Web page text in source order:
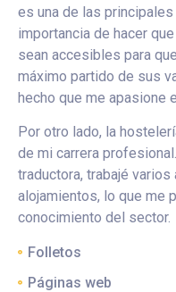
es una de las
importancia de hacer
sean accesibles para
máximo partido de sus
hecho que me apasione
Por otro lado, la
de mi carrera
traductora, trabajé
alojamientos, lo que me
conocimiento del sector.
Folletos
Páginas web